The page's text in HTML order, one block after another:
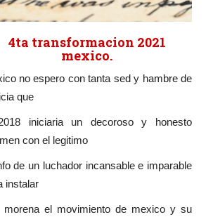
4ta transformacion 2021
mexico.
no espero con tanta sed y hambre de
que
iniciaria un decoroso y honesto
con el legitimo
de un luchador incansable e imparable
instalar
morena el movimiento de mexico y su